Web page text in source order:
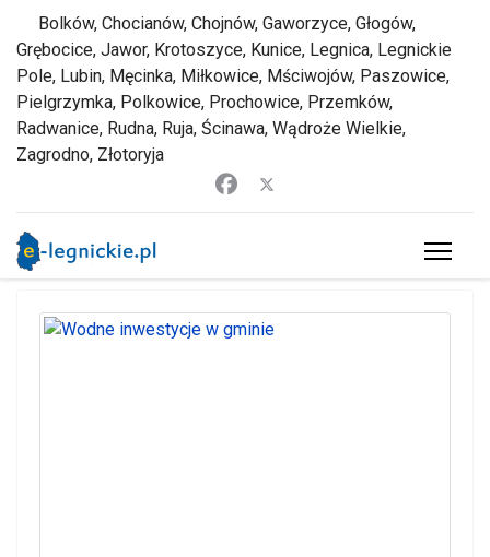
Bolków, Chocianów, Chojnów, Gaworzyce, Głogów,
Grębocice, Jawor, Krotoszyce, Kunice, Legnica, Legnickie
Pole, Lubin, Męcinka, Miłkowice, Mściwojów, Paszowice,
Pielgrzymka, Polkowice, Prochowice, Przemków,
Radwanice, Rudna, Ruja, Ścinawa, Wądroże Wielkie,
Zagrodno, Złotoryja